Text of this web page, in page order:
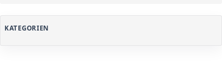
KATEGORIEN